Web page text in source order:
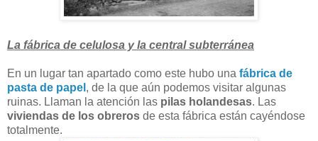
La fábrica de celulosa y la central subterránea
En un lugar tan apartado como este hubo una fábrica de
pasta de papel , de la que aún podemos visitar algunas
ruinas. Llaman la atención las pilas holandesas. Las
viviendas de los obreros de esta fábrica están cayéndose
totalmente.